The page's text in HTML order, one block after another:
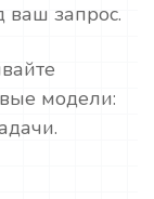
ваш запрос.
модели: